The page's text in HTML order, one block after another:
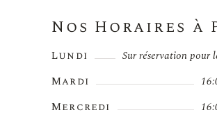
Nos Horaires à
Lundi
Sur réservation pour
Mardi
Mercredi